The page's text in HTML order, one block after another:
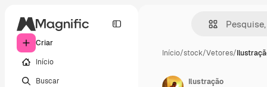
Criar
Início
Buscar
Início/stock/Vetores/
Ilustração